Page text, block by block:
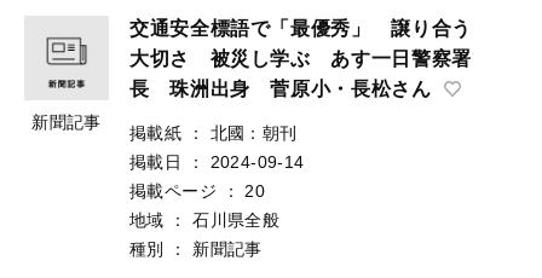
新聞記事
交通安全標語で「最優秀」 譲り合う
大切さ 被災し学ぶ あす一日警察署
長 珠洲出身 菅原小・長松さん
掲載紙 ：
北國：朝刊
掲載日
：
2024-09-14
掲載ページ
：
20
地域
：
石川県全般
種別
： 新聞記事